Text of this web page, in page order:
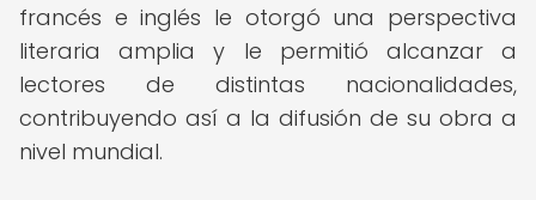
francés e inglés le otorgó una perspectiva
literaria amplia y le permitió alcanzar a
lectores de distintas nacionalidades,
contribuyendo así a la difusión de su obra a
nivel mundial.